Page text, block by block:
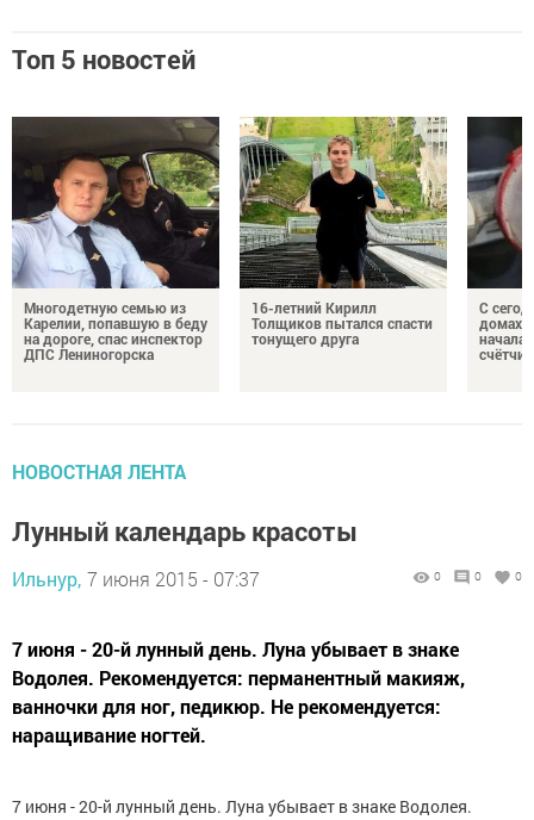
Топ 5 новостей
Многодетную семью из
Карелии, попавшую в беду
на дороге, спас инспектор
ДПС Лениногорска
16-летний Кирилл
Толщиков пытался спасти
тонущего друга
С
домах
НОВОСТНАЯ ЛЕНТА
Лунный календарь красоты
Ильнур, 7 июня 2015 - 07:37 0 0 0
7 июня - 20-й лунный день. Луна убывает в знаке
Водолея. Рекомендуется: перманентный макияж,
ванночки для ног, педикюр. Не рекомендуется:
наращивание ногтей.
7 июня - 20-й лунный день. Луна убывает в знаке Водолея.